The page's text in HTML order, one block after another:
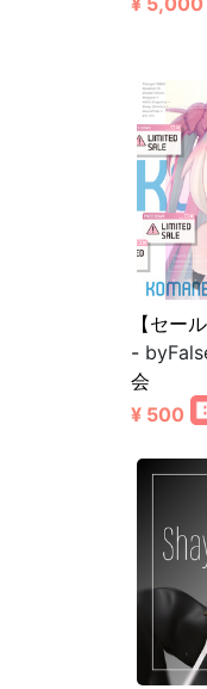
【セー
-
会
¥ 500